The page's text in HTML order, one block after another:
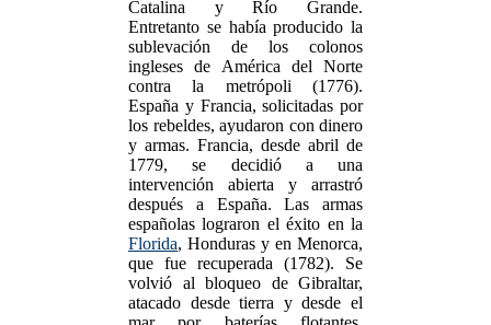
Catalina y Río Grande.
Entretanto se había producido la
sublevación de los colonos
ingleses de América del Norte
contra la metrópoli (1776).
España y Francia, solicitadas por
los rebeldes, ayudaron con dinero
y armas. Francia, desde abril de
1779, se decidió a una
intervención abierta y arrastró
después a España. Las armas
españolas lograron el éxito en la
Florida, Honduras y en Menorca,
que fue recuperada (1782). Se
volvió al bloqueo de Gibraltar,
atacado desde tierra y desde el